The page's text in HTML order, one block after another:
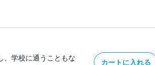
ご注意ください。
、学校に通うこともな
カートに入れる